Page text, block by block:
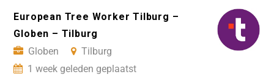
European Tree Worker Tilburg –
Globen – Tilburg
Globen
Tilburg
1 week geleden geplaatst